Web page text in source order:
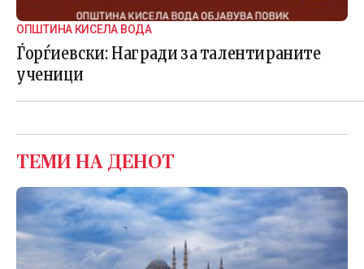
ОПШТИНА КИСЕЛА ВОДА
Ѓорѓиевски: Награди за талентираните
ученици
ТЕМИ НА ДЕНОТ